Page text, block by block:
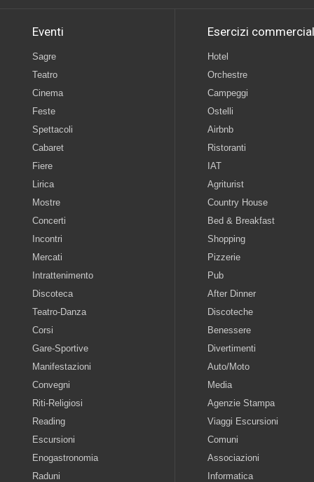
Eventi
Sagre
Teatro
Cinema
Feste
Spettacoli
Cabaret
Fiere
Lirica
Mostre
Concerti
Incontri
Mercati
Intrattenimento
Discoteca
Teatro-Danza
Corsi
Gare-Sportive
Manifestazioni
Convegni
Riti-Religiosi
Reading
Escursioni
Enogastronomia
Raduni
Esercizi
Hotel
Orchestre
Campeggi
Ostelli
Airbnb
Ristoranti
IAT
Agriturist
Country House
Bed & Breakfast
Shopping
Pizzerie
Pub
After Dinner
Discoteche
Benessere
Divertimenti
Auto/Moto
Media
Agenzie Stampa
Viaggi Escursioni
Comuni
Associazioni
Informatica